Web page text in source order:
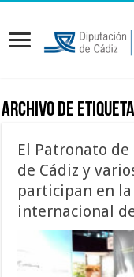
Archivo de
El Patronato
de Cádiz y
participan en
internacional